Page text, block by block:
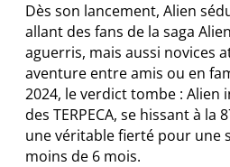
Dès son lancement, Alien
allant des fans de la saga
aguerris, mais aussi novices
aventure entre amis ou en
2024, le verdict tombe : Alien
des TERPECA, se hissant à la
une véritable fierté pour une
moins de 6 mois.